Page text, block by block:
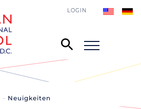
LOGIN
Neuigkeiten